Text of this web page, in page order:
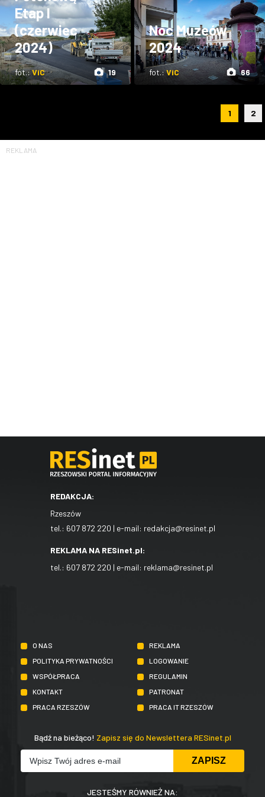
Etap I
(czerwiec
2024)
fot.:ViC 19
Noc Muzeów
2024
fot.:ViC 66
1 2
REKLAMA
REDAKCJA:
Rzeszów
tel.: 607 872 220 | e-mail: redakcja@resinet.pl
REKLAMA NA RESinet.pl:
tel.: 607 872 220 | e-mail: reklama@resinet.pl
O NAS
REKLAMA
POLITYKA PRYWATNOŚCI
LOGOWANIE
WSPÓŁPRACA
REGULAMIN
KONTAKT
PATRONAT
PRACA RZESZÓW
PRACA IT RZESZÓW
Bądź na bieżąco! Zapisz się do Newslettera RESinet.pl
JESTEŚMY RÓWNIEŻ NA: